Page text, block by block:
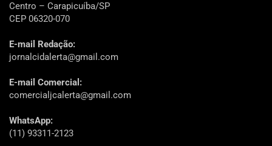
Centro – Carapicuíba/SP
CEP 06320-070
E-mail Redação:
jornalcidalerta@gmail.com
E-mail Comercial:
comercialjcalerta@gmail.com
WhatsApp:
(11) 93311-2123